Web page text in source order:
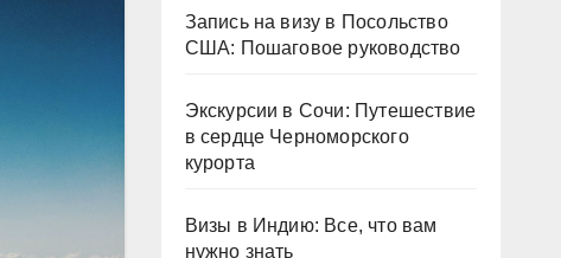
Запись на визу в Посольство
США: Пошаговое руководство
Экскурсии в Сочи: Путешествие
в сердце Черноморского
курорта
Визы в Индию: Все, что вам
нужно знать